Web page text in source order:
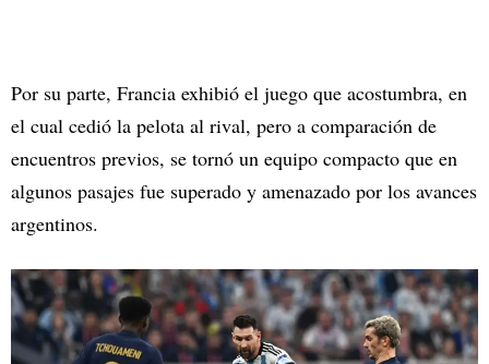
Por su parte, Francia exhibió el juego que acostumbra, en
el cual cedió la pelota al rival, pero a comparación de
encuentros previos, se tornó un equipo compacto que en
algunos pasajes fue superado y amenazado por los avances
argentinos.